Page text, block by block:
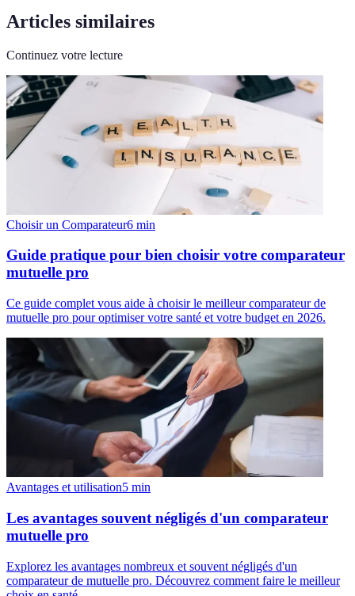
Articles similaires
Continuez votre lecture
Choisir un Comparateur6 min
Guide pratique pour bien choisir votre comparateur
mutuelle pro
Ce guide complet vous aide à choisir le meilleur comparateur de
mutuelle pro pour optimiser votre santé et votre budget en 2026.
Avantages et utilisation5 min
Les avantages souvent négligés d'un comparateur
mutuelle pro
Explorez les avantages nombreux et souvent négligés d'un
comparateur de mutuelle pro. Découvrez comment faire le meilleur